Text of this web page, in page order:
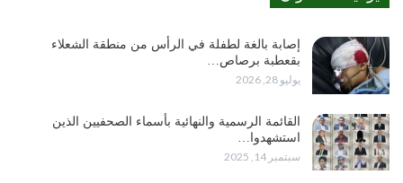
إصابة بالغة لطفلة في الرأس من منطقة الشعلاء
بقعطبة برصاص…
يوليو 28, 2026
القائمة الرسمية والنهائية بأسماء الصحفيين الذين
استشهدوا…
سبتمبر 14, 2025